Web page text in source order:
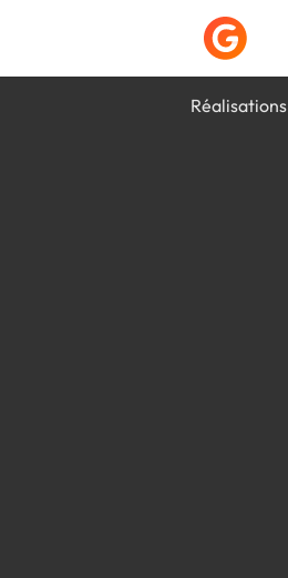
Réalisations